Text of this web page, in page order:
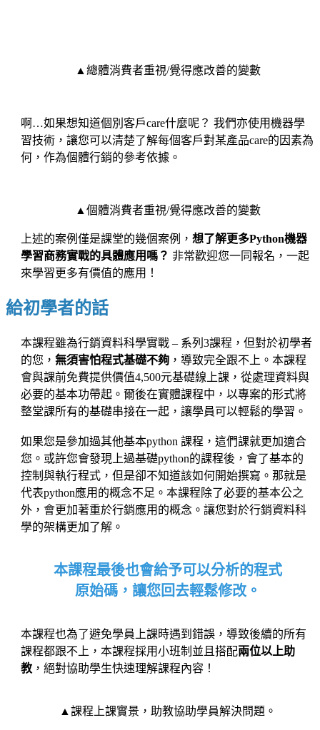
▲總體消費者重視/覺得應改善的變數
啊…如果想知道個別客戶care什麼呢？ 我們亦使用機器學
習技術，讓您可以清楚了解每個客戶對某產品care的因素為
何，作為個體行銷的參考依據。
▲個體消費者重視/覺得應改善的變數
上述的案例僅是課堂的幾個案例，想了解更多Python機器
學習商務實戰的具體應用嗎？ 非常歡迎您一同報名，一起
來學習更多有價值的應用！
給初學者的話
本課程雖為行銷資料科學實戰 – 系列3課程，但對於初學者
的您，無須害怕程式基礎不夠 ，導致完全跟不上。本課程
會與課前免費提供價值4,500元基礎線上課，從處理資料與
必要的基本功帶起。爾後在實體課程中，以專案的形式將
整堂課所有的基礎串接在一起，讓學員可以輕鬆的學習。
如果您是參加過其他基本python 課程，這們課就更加適合
您。或許您會發現上過基礎python的課程後，會了基本的
控制與執行程式，但是卻不知道該如何開始撰寫。那就是
代表python應用的概念不足。本課程除了必要的基本公之
外，會更加著重於行銷應用的概念。讓您對於行銷資料科
學的架構更加了解。
本課程最後也會給予可以分析的程式
原始碼，讓您回去輕鬆修改。
本課程也為了避免學員上課時遇到錯誤，導致後續的所有
課程都跟不上，本課程採用小班制並且搭配兩位以上助
教 ，絕對協助學生快速理解課程內容！
▲課程上課實景，助教協助學員解決問題。